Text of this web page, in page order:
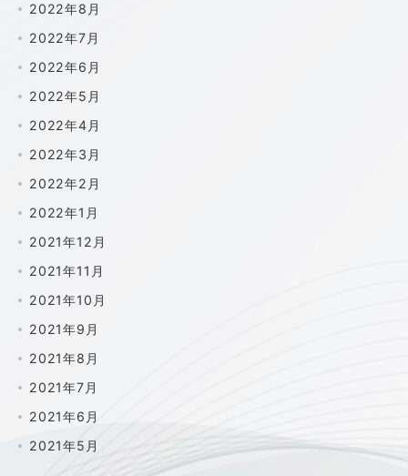
2022年8月
2022年7月
2022年6月
2022年5月
2022年4月
2022年3月
2022年2月
2022年1月
2021年12月
2021年11月
2021年10月
2021年9月
2021年8月
2021年7月
2021年6月
2021年5月